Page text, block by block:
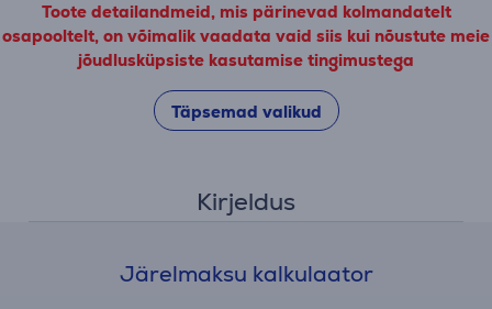
Toote detailandmeid, mis pärinevad kolmandatelt
osapooltelt, on võimalik vaadata vaid siis kui nõustute meie
jõudlusküpsiste kasutamise tingimustega
Täpsemad valikud
Kirjeldus
Järelmaksu kalkulaator